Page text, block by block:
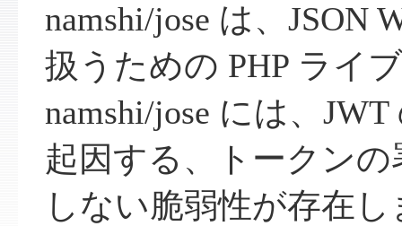
namshi/jose は、JSON
扱うための PHP ライ
namshi/jose には、
起因する、トークン
しない脆弱性が存在し